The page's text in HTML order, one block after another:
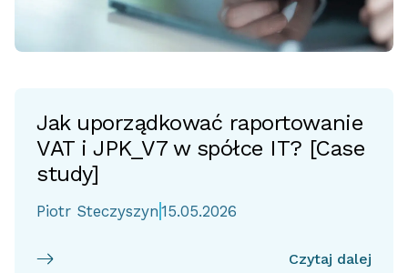
Jak uporządkować raportowanie
VAT i JPK_V7 w spółce IT? [Case
study]
Piotr Steczyszyn 15.05.2026
Czytaj dalej